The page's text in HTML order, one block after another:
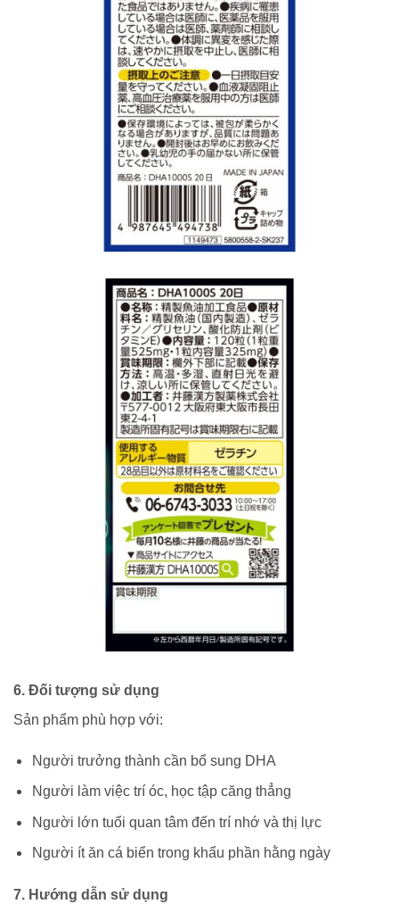
6. Đối tượng sử dụng
Sản phẩm phù hợp với:
Người trưởng thành cần bổ sung DHA
Người làm việc trí óc, học tập căng thẳng
Người lớn tuổi quan tâm đến trí nhớ và thị lực
Người ít ăn cá biển trong khẩu phần hằng ngày
7. Hướng dẫn sử dụng